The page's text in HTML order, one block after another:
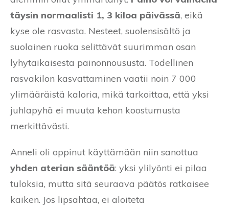
täysin normaalisti 1, 3 kiloa päivässä, eikä
kyse ole rasvasta. Nesteet, suolensisältö ja
suolainen ruoka selittävät suurimman osan
lyhytaikaisesta painonnoususta. Todellinen
rasvakilon kasvattaminen vaatii noin 7 000
ylimääräistä kaloria, mikä tarkoittaa, että yksi
juhlapyhä ei muuta kehon koostumusta
merkittävästi.
Anneli oli oppinut käyttämään niin sanottua
yhden aterian sääntöä: yksi ylilyönti ei pilaa
tuloksia, mutta sitä seuraava päätös ratkaisee
kaiken. Jos lipsahtaa, ei aloiteta